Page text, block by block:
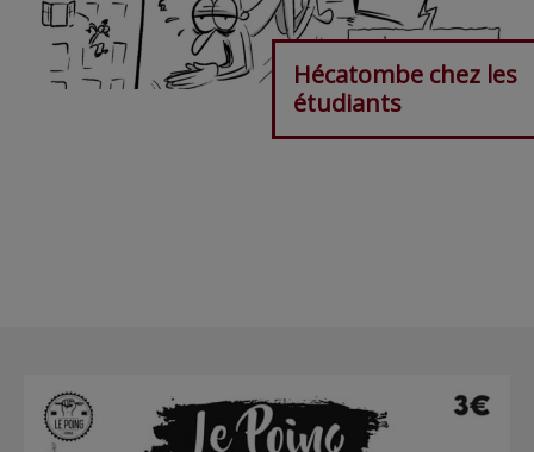
Hécatombe chez les
étudiants